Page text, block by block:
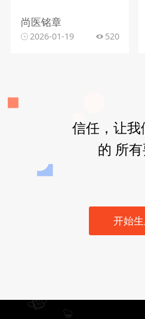
尚医铭章
2026-01-19 520
信任，让我
的 所
开始